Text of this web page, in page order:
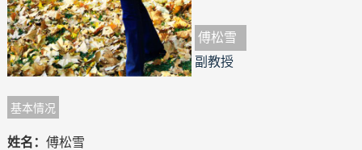
傅松雪
副教授
基本情况
姓名： 傅松雪